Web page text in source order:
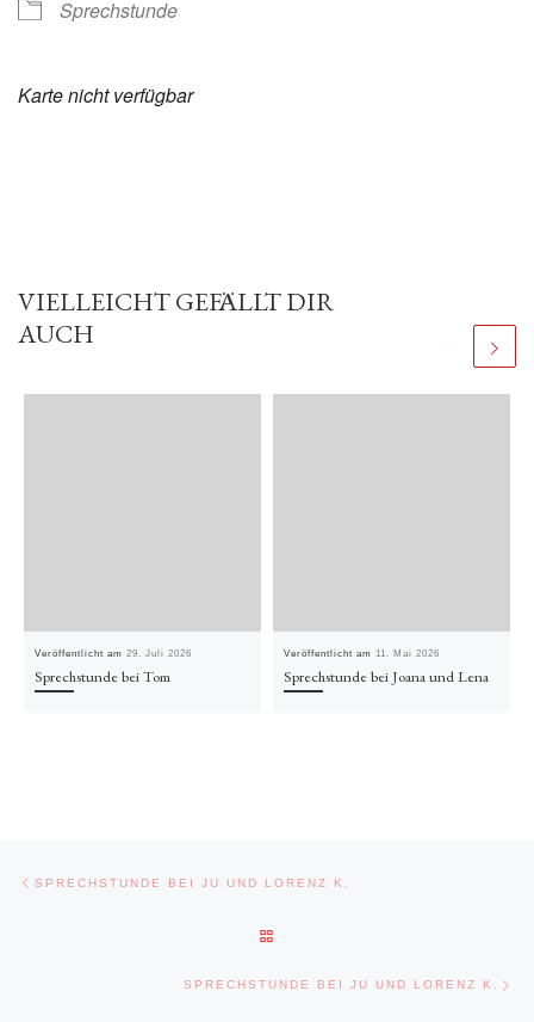
Sprechstunde
Karte nicht verfügbar
VIELLEICHT GEFÄLLT DIR
AUCH
Veröffentlicht am29. Juli 2026
Sprechstunde bei Tom
Veröffentlicht am 11. Mai 2026
Sprechstunde bei Joana und Lena
Beitragsnavigation
SPRECHSTUNDE BEI JU UND LORENZ K.
SPRECHSTUNDE BEI JU UND LORENZ K.